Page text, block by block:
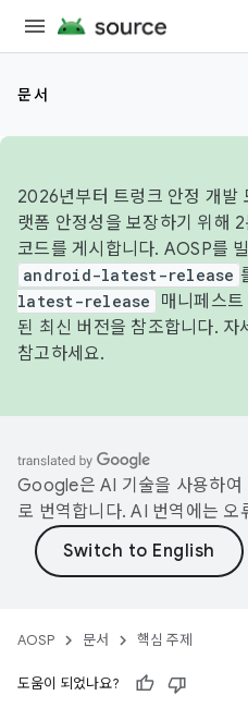
문서
2026년부터 트렁크 안정 개발
랫폼 안정성을 보장하기 위해
코드를 게시합니다. AOSP를
android-latest-release
latest-release
매니페스
된 최신 버전을 참조합니다. 자
참고하세요.
Google은 AI 기술을 사용하여
로 번역합니다. AI 번역에는 오
AOSP 문서 핵심 주제
도움이 되었나요?